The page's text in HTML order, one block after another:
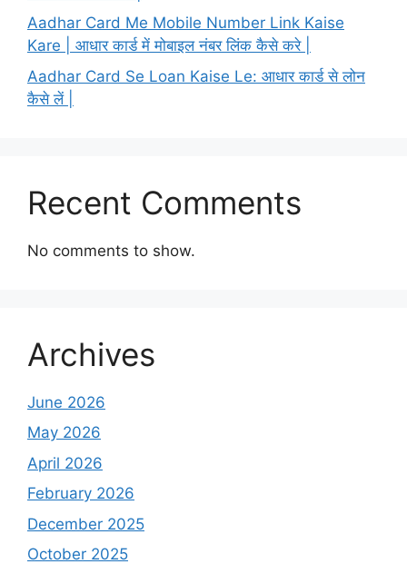
Aadhar Card Me Mobile Number Link Kaise
Kare | आधार कार्ड में मोबाइल नंबर लिंक कैसे करे |
Aadhar Card Se Loan Kaise Le: आधार कार्ड से लोन
कैसे लें |
Recent Comments
No comments to show.
Archives
June 2026
May 2026
April 2026
February 2026
December 2025
October 2025